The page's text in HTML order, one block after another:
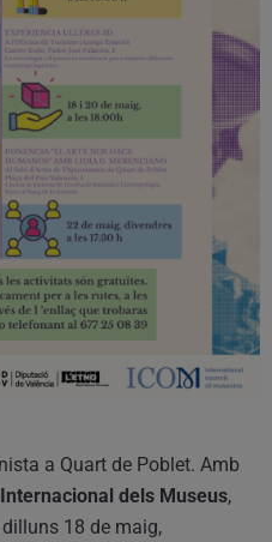
a Quart de Poblet. Amb
dels Museus,
18 de maig,